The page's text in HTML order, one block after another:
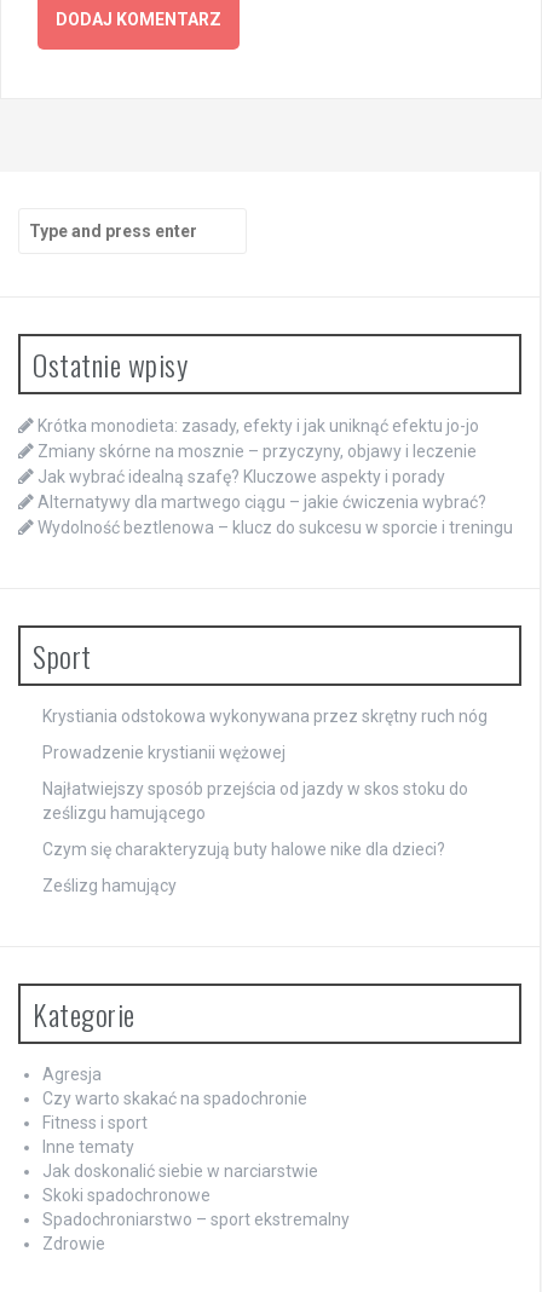
for:
Ostatnie wpisy
Krótka monodieta: zasady, efekty i jak uniknąć efektu jo-jo
Zmiany skórne na mosznie – przyczyny, objawy i leczenie
Jak wybrać idealną szafę? Kluczowe aspekty i porady
Alternatywy dla martwego ciągu – jakie ćwiczenia wybrać?
Wydolność beztlenowa – klucz do sukcesu w sporcie i treningu
Sport
Krystiania odstokowa wykonywana przez skrętny ruch nóg
Prowadzenie krystianii wężowej
Najłatwiejszy sposób przejścia od jazdy w skos stoku do
ześlizgu hamującego
Czym się charakteryzują buty halowe nike dla dzieci?
Ześlizg hamujący
Kategorie
Agresja
Czy warto skakać na spadochronie
Fitness i sport
Inne tematy
Jak doskonalić siebie w narciarstwie
Skoki spadochronowe
Spadochroniarstwo – sport ekstremalny
Zdrowie